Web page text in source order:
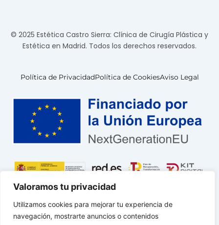
Valoramos tu privacidad
Utilizamos cookies para mejorar tu experiencia de
navegación, mostrarte anuncios o contenidos
© 2025 Estética Castro Sierra: Clínica de Cirugía Plástica y
Estética en Madrid. Todos los derechos reservados.
Política de PrivacidadPolítica de CookiesAviso Legal